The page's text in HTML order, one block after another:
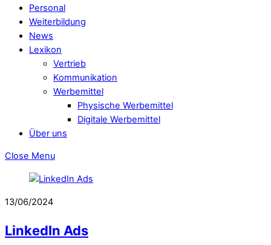
Personal
Weiterbildung
News
Lexikon
Vertrieb
Kommunikation
Werbemittel
Physische Werbemittel
Digitale Werbemittel
Über uns
Close Menu
13/06/2024
LinkedIn Ads